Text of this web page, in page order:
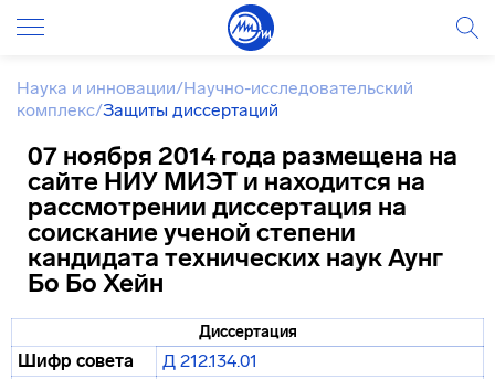
Наука и инновации/Научно-исследовательский
комплекс/Защиты диссертаций
07 ноября 2014 года размещена на
сайте НИУ МИЭТ и находится на
рассмотрении диссертация на
соискание ученой степени
кандидата технических наук Аунг
Бо Бо Хейн
Диссертация
Шифр совета
Д 212.134.01